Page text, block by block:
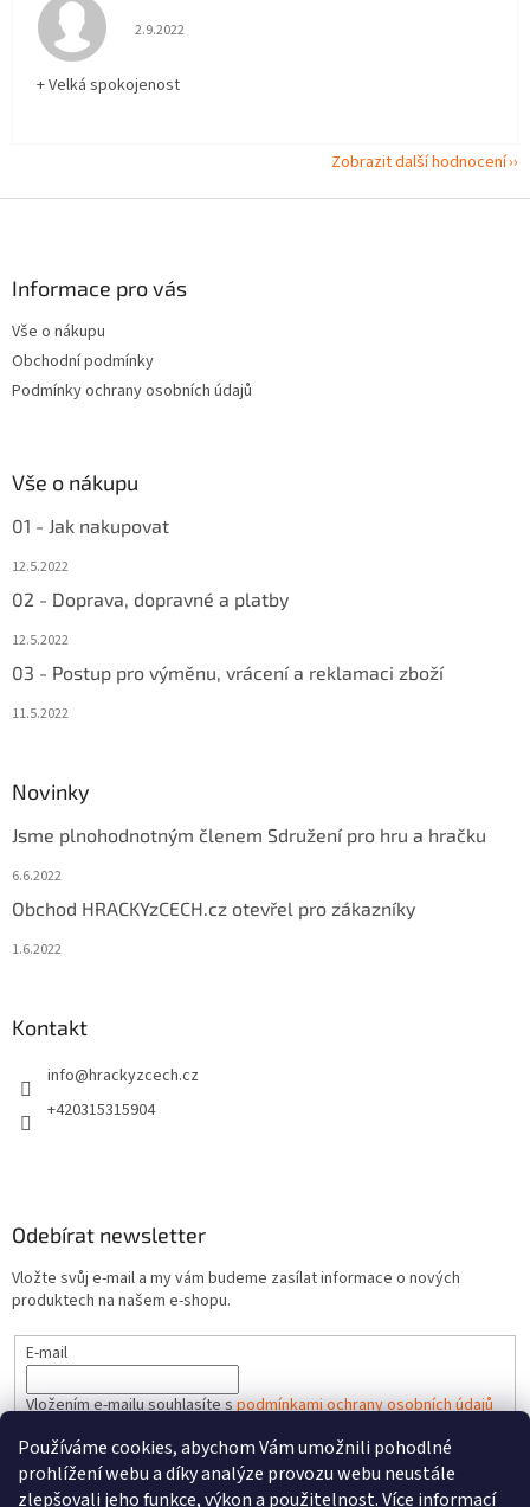
Používáme cookies, abychom Vám umožnili pohodlné
prohlížení webu a díky analýze provozu webu neustále
zlepšovali jeho funkce, výkon a použitelnost.Více informací
Hodnocení obchodu je 5 z 5 hvězdiček.
2.9.2022
+ Velká spokojenost
Zobrazit další hodnocení
Informace pro vás
Vše o nákupu
Obchodní podmínky
Podmínky ochrany osobních údajů
Vše o nákupu
01 - Jak nakupovat
12.5.2022
02 - Doprava, dopravné a platby
12.5.2022
03 - Postup pro výměnu, vrácení a reklamaci zboží
11.5.2022
Novinky
Jsme plnohodnotným členem Sdružení pro hru a hračku
6.6.2022
Obchod HRACKYzCECH.cz otevřel pro zákazníky
1.6.2022
Kontakt
info@hrackyzcech.cz
+420315315904
Odebírat newsletter
Vložte svůj e-mail a my vám budeme zasílat informace o nových
produktech na našem e-shopu.
E-mail
Vložením e-mailu souhlasíte spodmínkami ochrany osobních údajů
PŘIHLÁSIT SE